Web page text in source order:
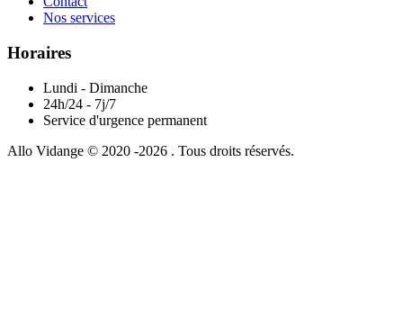
Nos services
Horaires
Lundi - Dimanche
24h/24 - 7j/7
Service d'urgence permanent
Allo Vidange © 2020 -2026 . Tous droits réservés.